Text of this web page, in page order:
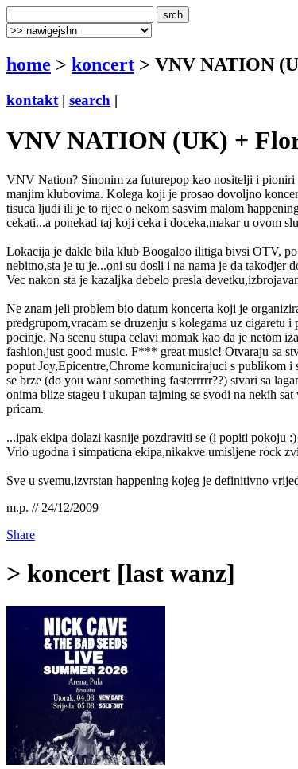
home > koncert > VNV NATION
kontakt | search |
VNV NATION (UK) +
VNV Nation? Sinonim za futurepop kao nositelji i pioniri
manjim klubovima. Kolega koji je prosao dovoljno
tisuca ljudi ili je to rijec o nekom sasvim malom
cekati...a ponekad taj koji ceka i doceka,makar u ovom
Lokacija je dakle bila klub Boogaloo ilitiga bivsi OTV, po
nebitno,sta je tu je...oni su dosli i na nama je da takodjer
Vec nakon sta je kazaljka debelo presla
Ne znam jeli problem bio datum koncerta koji je
predgrupom,vracam se druzenju s kolegama uz
pocinje. Na scenu stupa celavi momak kao da je netom
fashion,just good music. F*** great music! Otvaraju sa
poput Joy,Epicentre,Chrome komunicirajuci s publikom
se brze (do you want something fasterrrrr??) stvari sa
onima blize stageu i ukupan tajming se svodi na nekih
pricam.
...ipak ekipa dolazi kasnije pozdraviti se (i popiti pokoju
Vrlo ugodna i simpaticna ekipa,nikakve umisljene rock
Sve u svemu,izvrstan happening kojeg je definitivno
m.p. // 24/12/2009
Share
> koncert [last wanz]